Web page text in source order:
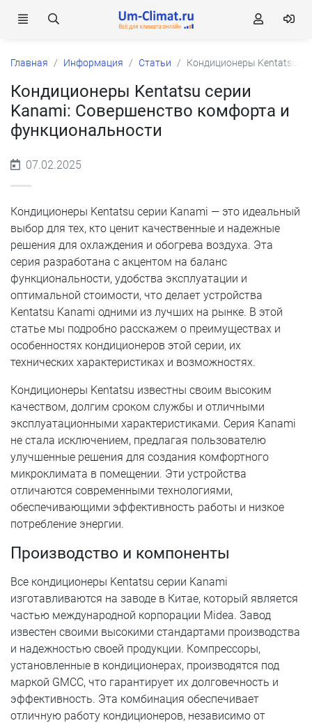
Главная Информация Статьи Кондиционеры Kentatsu
Кондиционеры Kentatsu серии
Kanami: Совершенство комфорта и
функциональности
07.02.2025
Кондиционеры Kentatsu серии Kanami — это идеальный
выбор для тех, кто ценит качественные и надежные
решения для охлаждения и обогрева воздуха. Эта
серия разработана с акцентом на баланс
функциональности, удобства эксплуатации и
оптимальной стоимости, что делает устройства
Kentatsu Kanami одними из лучших на рынке. В этой
статье мы подробно расскажем о преимуществах и
особенностях кондиционеров этой серии, их
технических характеристиках и возможностях.
Кондиционеры Kentatsu известны своим высоким
качеством, долгим сроком службы и отличными
эксплуатационными характеристиками. Серия Kanami
не стала исключением, предлагая пользователю
улучшенные решения для создания комфортного
микроклимата в помещении. Эти устройства
отличаются современными технологиями,
обеспечивающими эффективность работы и низкое
потребление энергии.
Производство и компоненты
Все кондиционеры Kentatsu серии Kanami
изготавливаются на заводе в Китае, который является
частью международной корпорации Midea. Завод
известен своими высокими стандартами производства
и надежностью своей продукции. Компрессоры,
установленные в кондиционерах, производятся под
маркой GMCC, что гарантирует их долговечность и
эффективность. Эта комбинация обеспечивает
отличную работу кондиционеров, независимо от